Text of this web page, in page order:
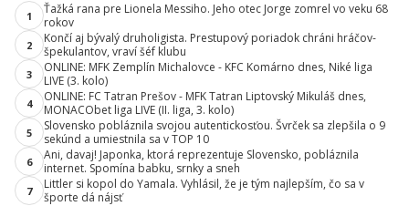
1
Ťažká rana pre Lionela Messiho. Jeho otec Jorge zomrel vo veku 68
rokov
2
Končí aj bývalý druholigista. Prestupový poriadok chráni hráčov-
špekulantov, vraví šéf klubu
3
ONLINE: MFK Zemplín Michalovce - KFC Komárno dnes, Niké liga
LIVE (3. kolo)
4
ONLINE: FC Tatran Prešov - MFK Tatran Liptovský Mikuláš dnes,
MONACObet liga LIVE (II. liga, 3. kolo)
5
Slovensko pobláznila svojou autentickosťou. Švrček sa zlepšila o 9
sekúnd a umiestnila sa v TOP 10
6
Ani, davaj! Japonka, ktorá reprezentuje Slovensko, pobláznila
internet. Spomína babku, srnky a sneh
7
Littler si kopol do Yamala. Vyhlásil, že je tým najlepším, čo sa v
športe dá nájsť